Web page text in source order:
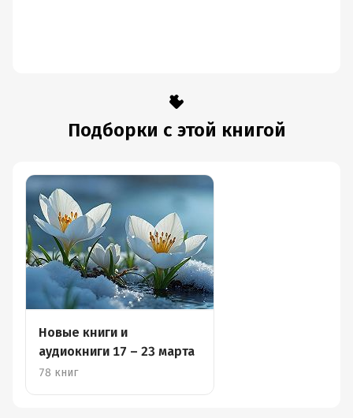
Подборки с этой книгой
Новые книги и
аудиокниги 17 – 23 марта
78 книг